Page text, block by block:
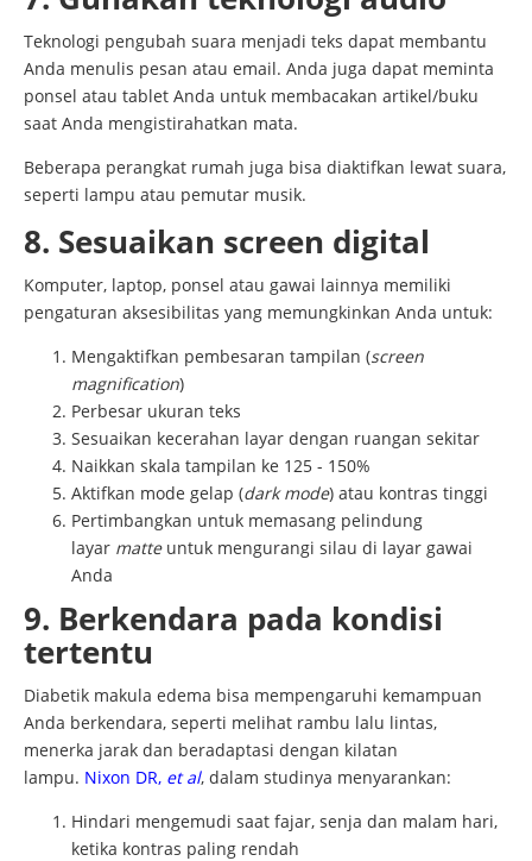
Teknologi pengubah suara menjadi teks dapat membantu
Anda menulis pesan atau email. Anda juga dapat meminta
ponsel atau tablet Anda untuk membacakan artikel/buku
saat Anda mengistirahatkan mata.
Beberapa perangkat rumah juga bisa diaktifkan lewat suara,
seperti lampu atau pemutar musik.
8. Sesuaikan screen digital
Komputer, laptop, ponsel atau gawai lainnya memiliki
pengaturan aksesibilitas yang memungkinkan Anda untuk:
Mengaktifkan pembesaran tampilan (screen
magnification)
Perbesar ukuran teks
Sesuaikan kecerahan layar dengan ruangan sekitar
Naikkan skala tampilan ke 125 - 150%
Aktifkan mode gelap (dark mode) atau kontras tinggi
Pertimbangkan untuk memasang pelindung
layar matteuntuk mengurangi silau di layar gawai
Anda
9. Berkendara pada kondisi
tertentu
Diabetik makula edema bisa mempengaruhi kemampuan
Anda berkendara, seperti melihat rambu lalu lintas,
menerka jarak dan beradaptasi dengan kilatan
lampu. Nixon DR, et al, dalam studinya menyarankan:
Hindari mengemudi saat fajar, senja dan malam hari,
ketika kontras paling rendah